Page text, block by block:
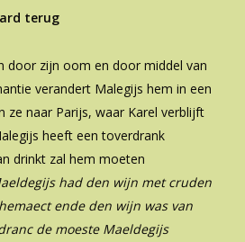
terug
door zijn oom en door middel van
verandert Malegijs hem in een
ze naar Parijs, waar Karel verblijft
heeft een toverdrank
drinkt zal hem moeten
had den wijn met cruden
ende den wijn was van
de moeste Maeldegijs